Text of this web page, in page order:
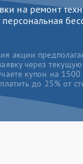
на ремонт
персональная
акции
через
купон на
до 25% от